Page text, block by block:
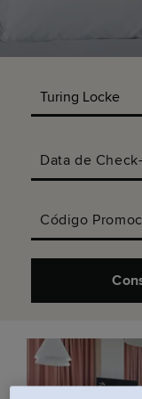
Data de
Código